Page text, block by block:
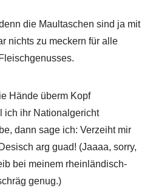
die Maultaschen sind ja mit
nichts zu meckern für alle
Hände überm Kopf
ich ihr Nationalgericht
dann sage ich: Verzeiht mir
arg guad! (Jaaaa, sorry,
bei meinem rheinländisch-
genug.)